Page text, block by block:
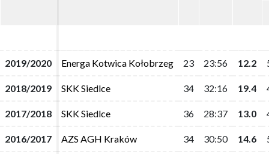
2019/2020 Energa Kotwica Kołobrzeg 23 23:56 12.2
2018/2019 SKK Siedlce 34 32:16 19.4
2017/2018 SKK Siedlce 36 28:37 13.0
2016/2017 AZS AGH Kraków 34 30:50 14.6
2019/2020 Energa Kotwica Kołobrzeg 23 23:56 12.2
2018/2019 SKK Siedlce 34 32:16 19.4
2017/2018 SKK Siedlce 36 28:37 13.0
2016/2017 AZS AGH Kraków 34 30:50 14.6